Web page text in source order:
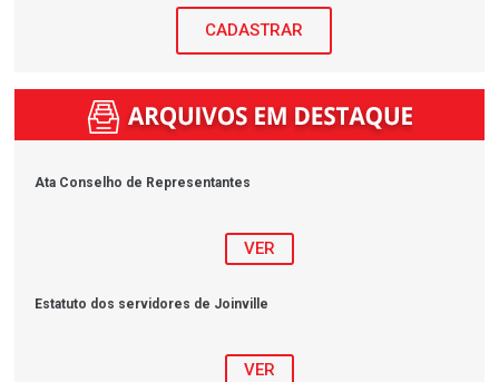
CADASTRAR
Ata Conselho de Representantes
VER
Estatuto dos servidores de Joinville
VER